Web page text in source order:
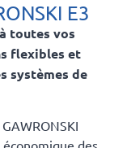
E3
toutes vos
flexibles et
systèmes de